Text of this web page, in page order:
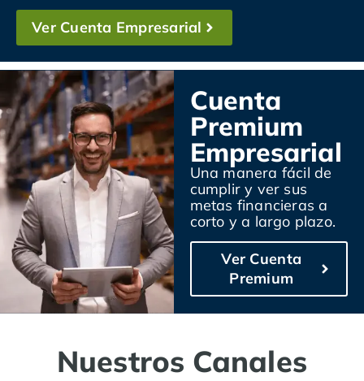
Ver Cuenta Empresarial
Cuenta
Premium
Empresarial
Una manera fácil de
cumplir y ver sus
metas financieras a
corto y a largo plazo.
Ver Cuenta
Premium
Nuestros Canales